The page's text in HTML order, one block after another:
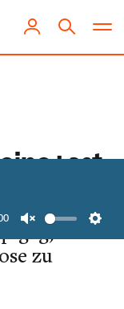
Unmute
Last
der
zu